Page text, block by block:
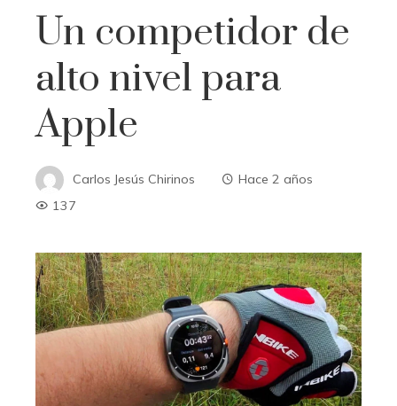
Un competidor de
alto nivel para
Apple
Carlos Jesús Chirinos
Hace 2 años
137